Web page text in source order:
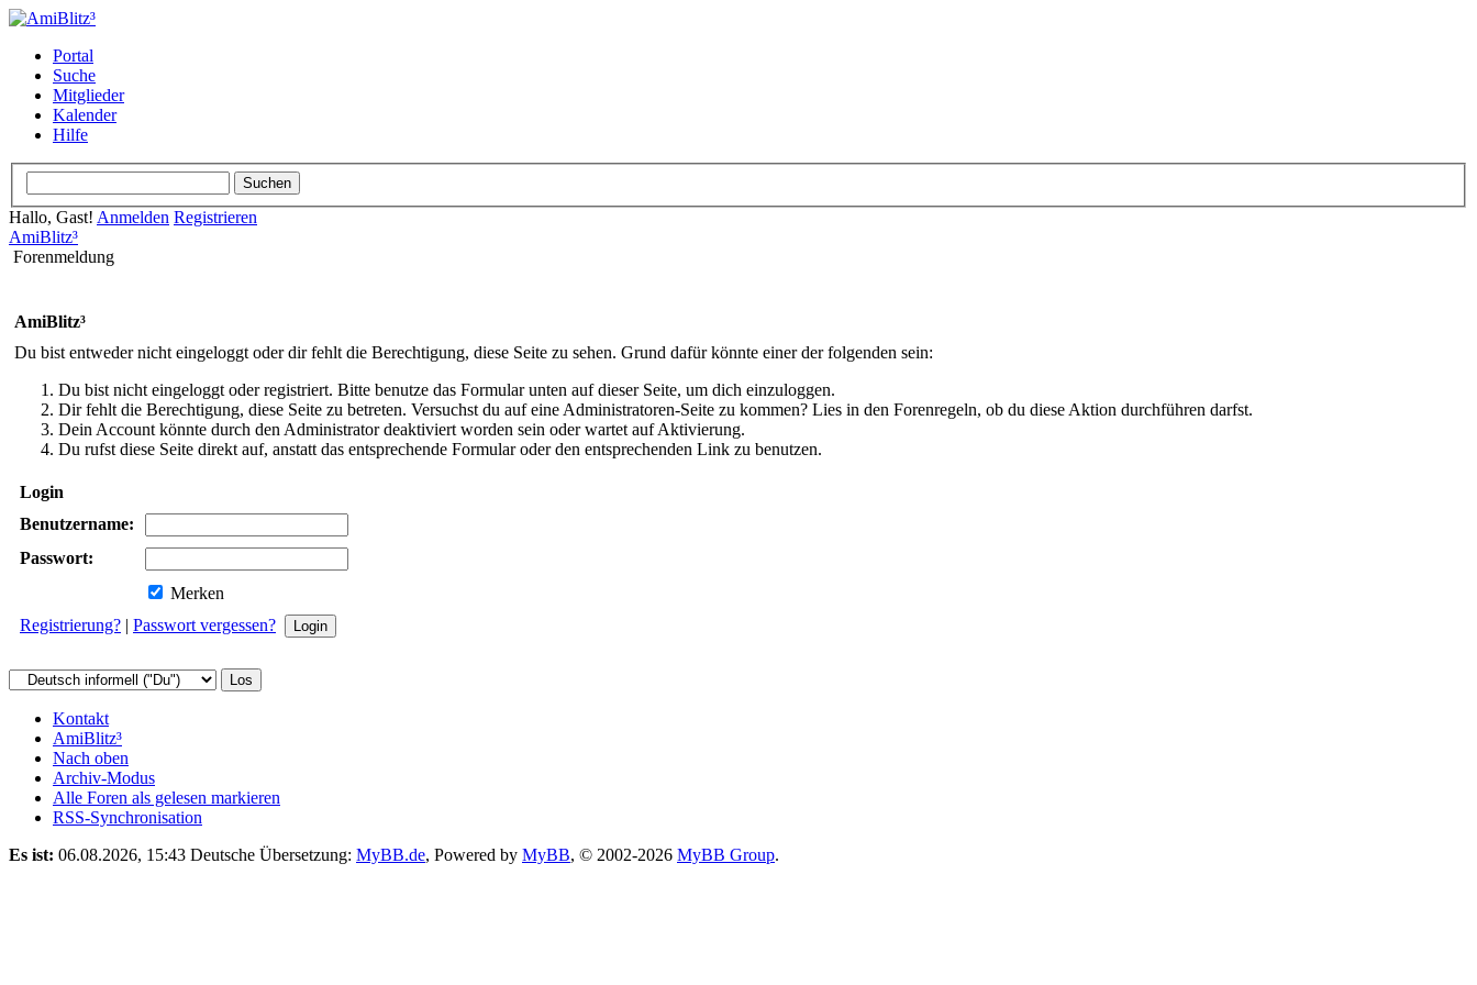
Portal
Suche
Mitglieder
Kalender
Hilfe
Hallo, Gast! Anmelden Registrieren
AmiBlitz³
Forenmeldung
AmiBlitz³
Du bist entweder nicht eingeloggt oder dir fehlt die Berechtigung, diese Seite zu sehen. Grund dafür könnte einer der folgenden sein:
Du bist nicht eingeloggt oder registriert. Bitte benutze das Formular unten auf dieser Seite, um dich einzuloggen.
Dir fehlt die Berechtigung, diese Seite zu betreten. Versuchst du auf eine Administratoren-Seite zu kommen? Lies in den Forenregeln, ob du diese Aktion durchführen darfst.
Dein Account könnte durch den Administrator deaktiviert worden sein oder wartet auf Aktivierung.
Du rufst diese Seite direkt auf, anstatt das entsprechende Formular oder den entsprechenden Link zu benutzen.
Login
Benutzername:
Passwort:
Merken
Registrierung? | Passwort vergessen?
Kontakt
AmiBlitz³
Nach oben
Archiv-Modus
Alle Foren als gelesen markieren
RSS-Synchronisation
Es ist: 06.08.2026, 15:43 Deutsche Übersetzung: MyBB.de, Powered by MyBB, © 2002-2026 MyBB Group.